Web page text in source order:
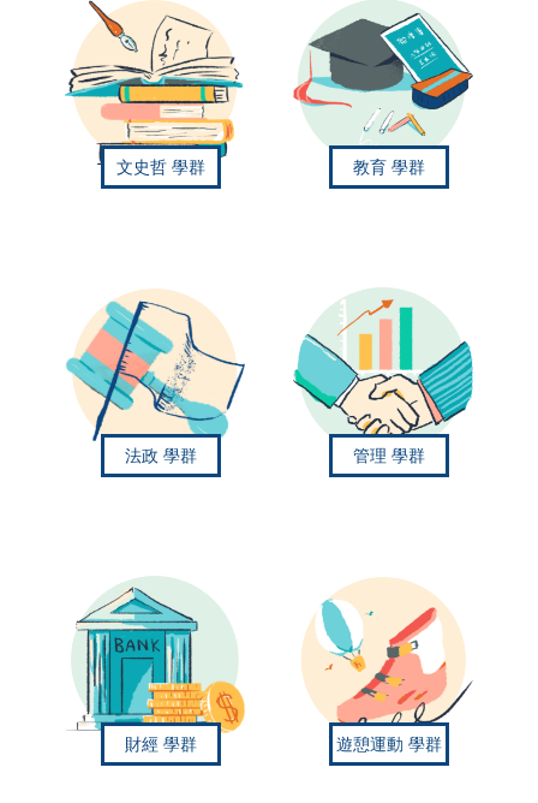
文史哲 學群 教育 學群
法政 學群 管理 學群
財經 學群 遊憩運動 學群